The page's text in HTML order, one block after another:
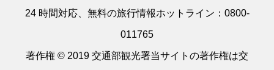
24 時間対応、無料の旅行情報ホットライン： 0800-
011765
著作権 © 2019 交通部観光署当サイトの著作権は交